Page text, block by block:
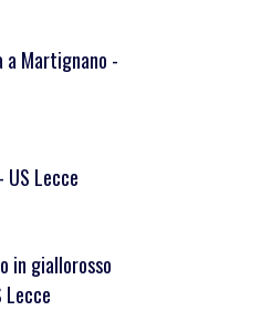
Martignano -
US Lecce
in giallorosso
Lecce